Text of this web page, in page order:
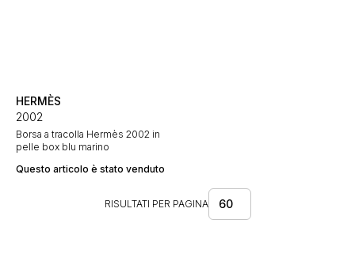
HERMÈS
2002
Borsa a tracolla Hermès 2002 in
pelle box blu marino
Questo articolo è stato venduto
RISULTATI PER PAGINA 60